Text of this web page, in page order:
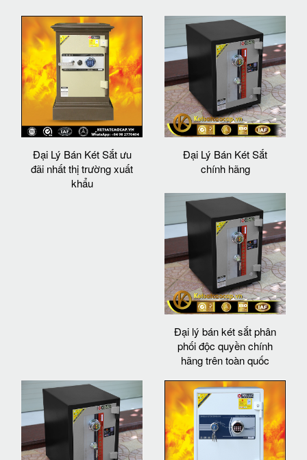
Đại Lý Bán Két Sắt ưu
đãi nhất thị trường xuất
khẩu
Đại Lý Bán Két Sắt
chính hãng
Đại lý bán két sắt phân
phối độc quyền chính
hãng trên toàn quốc